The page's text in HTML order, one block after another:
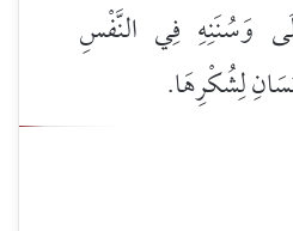
وَسُنَنِهِ فِي النَّفْسِ
لِشُكْرِهَا.